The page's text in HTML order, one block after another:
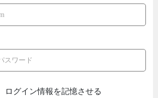
ログイン情報を記憶させる